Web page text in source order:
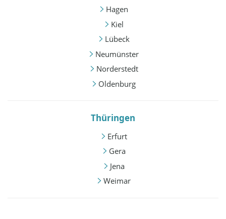
Hagen
Kiel
Lübeck
Neumünster
Norderstedt
Oldenburg
Thüringen
Erfurt
Gera
Jena
Weimar